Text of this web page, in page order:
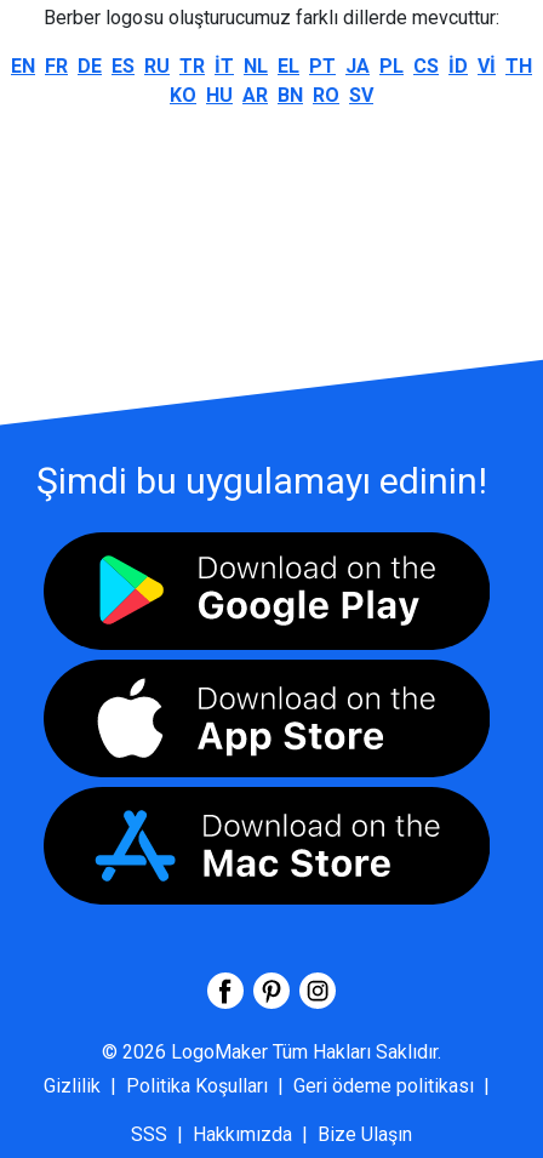
Berber logosu oluşturucumuz farklı dillerde mevcuttur:
EN FR DE ES RU TR IT NL EL PT JA PL CS ID VI TH
KO HU AR BN RO SV
Şimdi bu uygulamayı edinin!
© 2026 LogoMaker Tüm Hakları Saklıdır.
Gizlilik | Politika Koşulları | Geri ödeme politikası |
SSS | Hakkımızda | Bize Ulaşın